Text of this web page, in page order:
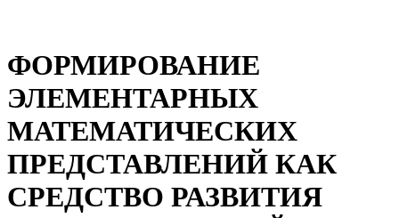
ФОРМИРОВАНИЕ
ЭЛЕМЕНТАРНЫХ
МАТЕМАТИЧЕСКИХ
ПРЕДСТАВЛЕНИЙ КАК
СРЕДСТВО РАЗВИТИЯ